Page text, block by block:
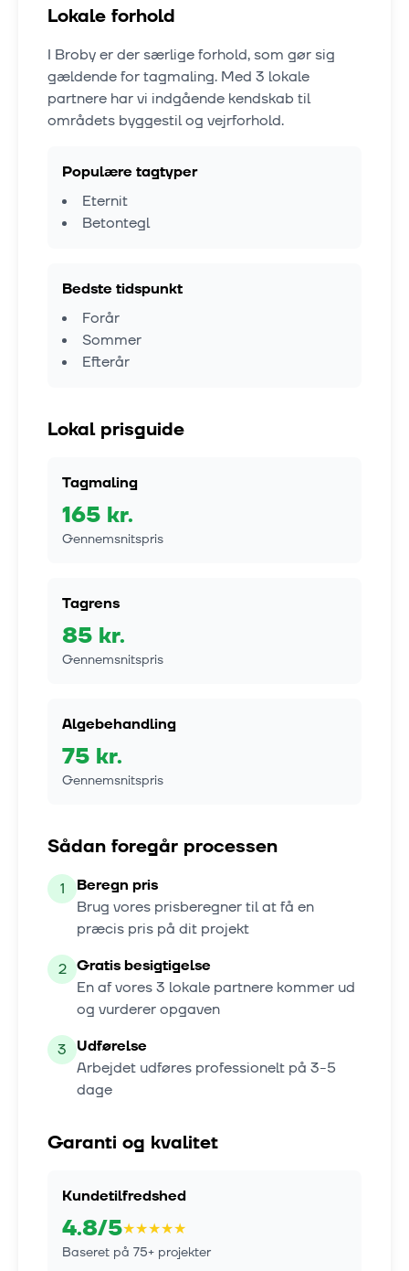
Lokale forhold
I Brobyer der særlige forhold, som gør sig
gældende for tagmaling. Med 3 lokale
partnere har vi indgående kendskab til
områdets byggestil og vejrforhold.
Populære tagtyper
Eternit
Betontegl
Bedste tidspunkt
Forår
Sommer
Efterår
Lokal prisguide
Tagmaling
165 kr.
Gennemsnitspris
Tagrens
85 kr.
Gennemsnitspris
Algebehandling
75 kr.
Gennemsnitspris
Sådan foregår processen
1
Beregn pris
Brug vores prisberegner til at få en
præcis pris på dit projekt
2 Gratis besigtigelse
En af vores3 lokale partnere kommer ud
og vurderer opgaven
3 Udførelse
Arbejdet udføres professionelt på 3-5
dage
Garanti og kvalitet
Kundetilfredshed
4.8/5★★★★★
Baseret på 75+ projekter